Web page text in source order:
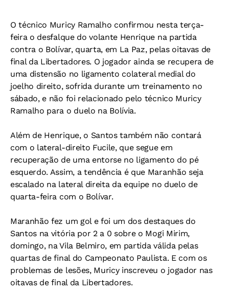
O técnico Muricy Ramalho confirmou nesta terça-
feira o desfalque do volante Henrique na partida
contra o Bolívar, quarta, em La Paz, pelas oitavas de
final da Libertadores. O jogador ainda se recupera de
uma distensão no ligamento colateral medial do
joelho direito, sofrida durante um treinamento no
sábado, e não foi relacionado pelo técnico Muricy
Ramalho para o duelo na Bolívia.
Além de Henrique, o Santos também não contará
com o lateral-direito Fucile, que segue em
recuperação de uma entorse no ligamento do pé
esquerdo. Assim, a tendência é que Maranhão seja
escalado na lateral direita da equipe no duelo de
quarta-feira com o Bolívar.
Maranhão fez um gol e foi um dos destaques do
Santos na vitória por 2 a 0 sobre o Mogi Mirim,
domingo, na Vila Belmiro, em partida válida pelas
quartas de final do Campeonato Paulista. E com os
problemas de lesões, Muricy inscreveu o jogador nas
oitavas de final da Libertadores.